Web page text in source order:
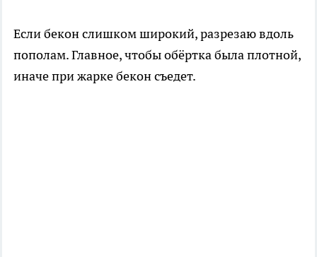
Если бекон слишком широкий, разрезаю вдоль
пополам. Главное, чтобы обёртка была плотной,
иначе при жарке бекон съедет.